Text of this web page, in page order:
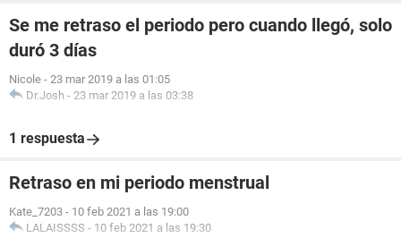
Se me retraso el periodo pero cuando llegó, solo
duró 3 días
Nicole - 23 mar 2019 a las 01:05
Dr.Josh - 23 mar 2019 a las 03:38
1 respuesta
Retraso en mi periodo menstrual
Kate_7203 - 10 feb 2021 a las 19:00
LALAISSSS - 10 feb 2021 a las 19:30